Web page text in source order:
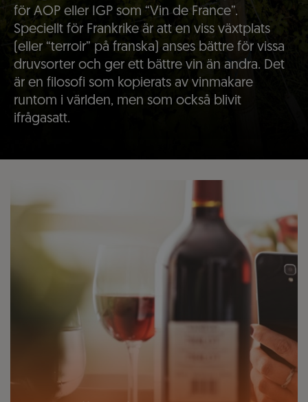
för AOP eller IGP som “Vin de France”.
Speciellt för Frankrike är att en viss växtplats
(eller “terroir” på franska) anses bättre för vissa
druvsorter och ger ett bättre vin än andra. Det
är en filosofi som kopierats av vinmakare
runtom i världen, men som också blivit
ifrågasatt.